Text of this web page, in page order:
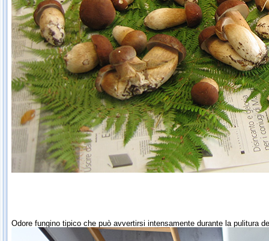
Odore fungino tipico che può avvertirsi intensamente durante la pulitura